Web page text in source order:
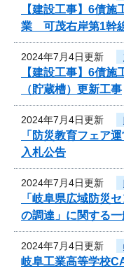
【建設工事】6債
業 可茂右岸第1幹
2024年7月4日更新
【建設工事】6債
（貯蔵槽）更新工事
2024年7月4日更新
「防災教育フェア
入札公告
2024年7月4日更新
「岐阜県広域防災
の調達」に関する
2024年7月4日更新
岐阜工業高等学校